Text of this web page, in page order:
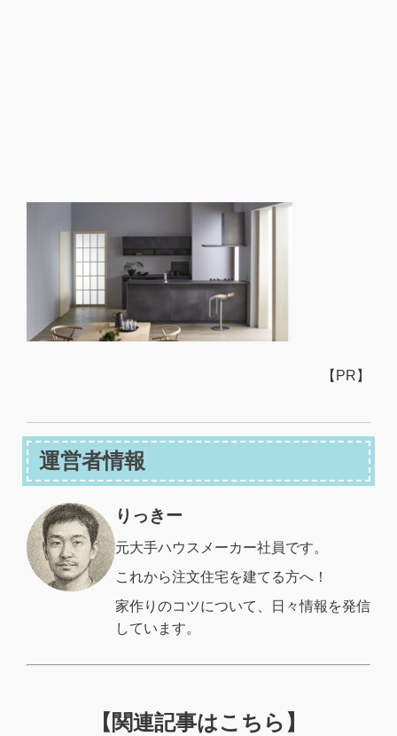
【PR】
運営者情報
りっきー
元大手ハウスメーカー社員です。
これから注文住宅を建てる方へ！
家作りのコツについて、日々情報を発信
しています。
【関連記事はこちら】